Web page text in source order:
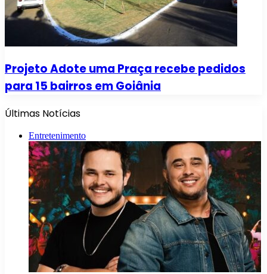
Projeto Adote uma Praça recebe pedidos
para 15 bairros em Goiânia
Últimas Notícias
Entretenimento